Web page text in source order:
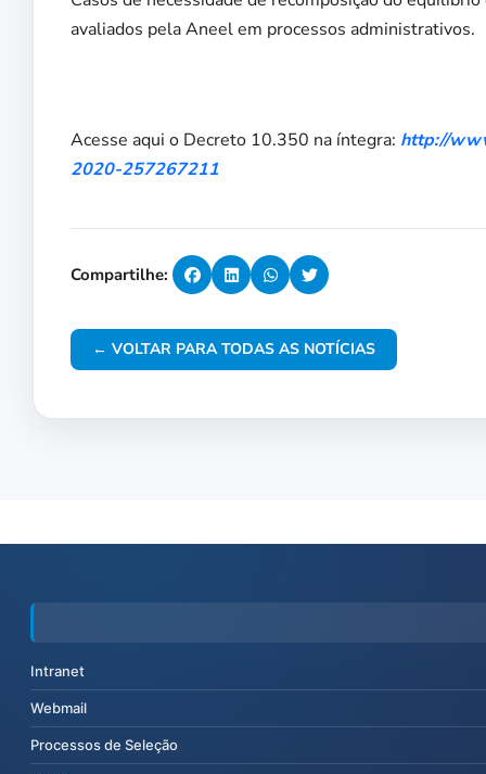
avaliados pela Aneel em processos administrativos.
Acesse aqui o Decreto 10.350 na íntegra: http://
2020-257267211
Compartilhe:
← VOLTAR PARA TODAS AS NOTÍCIAS
Intranet
Webmail
Processos de Seleção